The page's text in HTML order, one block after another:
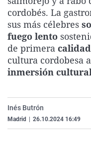
cordobés. La
sus más célebres
fuego lento
de primera calidad
cultura cordobesa
inmersión
Inés Butrón
Madrid 26.10.2024 16:49